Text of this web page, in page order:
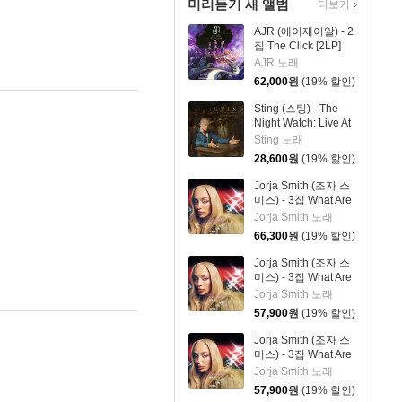
미리듣기 새 앨범
AJR (에이제이알) - 2
집 The Click [2LP]
AJR 노래
62,000원 (19% 할인)
Sting (스팅) - The
Night Watch: Live At
The Rijksmuseum
Sting 노래
28,600원 (19% 할인)
Jorja Smith (조자 스
미스) - 3집 What Are
The Odds [스플래터
컬러 LP]
Jorja Smith 노래
66,300원 (19% 할인)
Jorja Smith (조자 스
미스) - 3집 What Are
The Odds [심플 오렌
지 컬러 LP]
Jorja Smith 노래
57,900원 (19% 할인)
Jorja Smith (조자 스
미스) - 3집 What Are
The Odds [심플 바이
올렛 컬러 LP]
Jorja Smith 노래
57,900원 (19% 할인)
더보기